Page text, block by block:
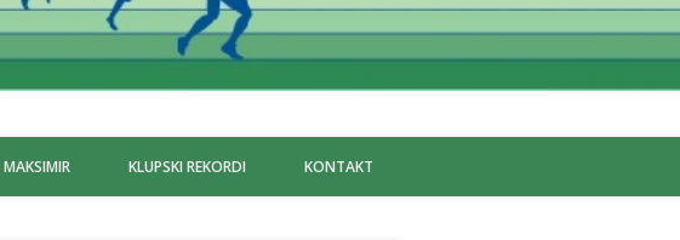
MAKSIMIR KLUPSKI REKORDI KONTAKT